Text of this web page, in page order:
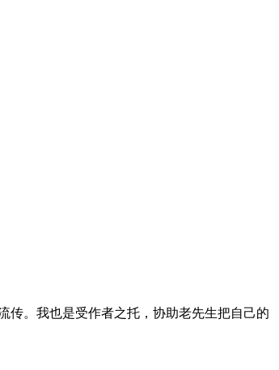
传。我也是受作者之托，协助老先生把自己的